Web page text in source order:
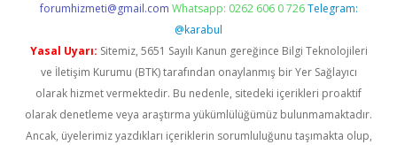
forumhizmeti@gmail.com Whatsapp: 0262 606 0 726 Telegram:
@karabul
Yasal Uyarı: Sitemiz, 5651 Sayılı Kanun gereğince Bilgi Teknolojileri
ve İletişim Kurumu (BTK) tarafından onaylanmış bir Yer Sağlayıcı
olarak hizmet vermektedir. Bu nedenle, sitedeki içerikleri proaktif
olarak denetleme veya araştırma yükümlülüğümüz bulunmamaktadır.
Ancak, üyelerimiz yazdıkları içeriklerin sorumluluğunu taşımakta olup,